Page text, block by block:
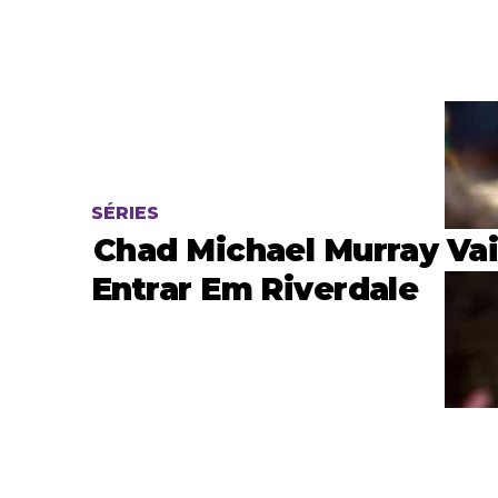
SÉRIES
Chad Michael Murray Vai
Entrar Em Riverdale